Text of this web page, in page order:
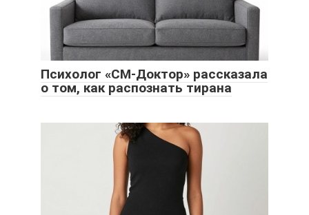
Психолог «СМ-Доктор» рассказала
о том, как распознать тирана